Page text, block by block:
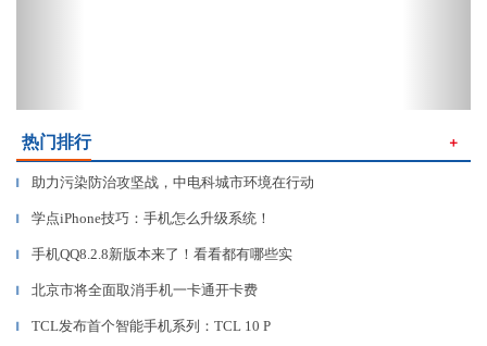
热门排行 ＋
▎ 助力污染防治攻坚战，中电科城市环境在行动
▎ 学点iPhone技巧：手机怎么升级系统！
▎ 手机QQ8.2.8新版本来了！看看都有哪些实
▎ 北京市将全面取消手机一卡通开卡费
▎ TCL发布首个智能手机系列：TCL 10 P